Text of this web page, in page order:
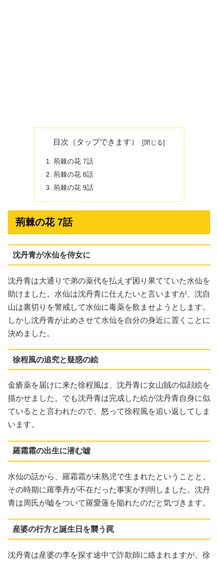
目次（タップできます）
荊棘の花 7話
荊棘の花 8話
荊棘の花 9話
荊棘の花 7話
沈丹青が水仙を侍女に
沈丹青は大通りで弟の薬代を払えず困り果てていた水仙を
助けました。水仙は沈丹青に仕えたいと言いますが、沈自
山は裏切りを警戒して水仙に毒薬を飲ませようとします。
しかし沈丹青が止めさせて水仙を自分の身近に置くことに
決めました。
徐程風の追究と疑惑の絵
金瘡薬を届けに来た徐程風は、沈丹青に女山賊の似顔絵を
描かせました。でも沈丹青は完成した絵が沈丹青自身に似
ているとと言われたので、怒って徐程風を追い返してしま
います。
羅霜霜の出生に潜む嘘
水仙の話から、羅霜霜が未熟児で生まれたということと、
その時期に羅季舟が不在だった事実が判明しました。沈丹
青は周氏が嘘をついて羅愛蓮を陥れたのだと気づきます。
産婆の行方と誕生日を襲う罠
沈丹青は産婆の李を探す途中で詐欺師に絡まれますが、徐